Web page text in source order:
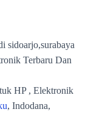
sidoarjo,surabaya
Terbaru Dan
HP , Elektronik
, Indodana,